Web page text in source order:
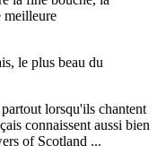
meilleure
le plus beau du
lorsqu'ils chantent
connaissent aussi bien
of Scotland ...